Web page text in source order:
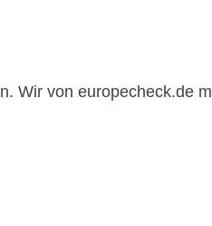
Wir von europecheck.de